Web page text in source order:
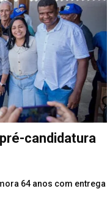
candidatura
64 anos com entrega